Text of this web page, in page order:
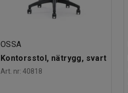
OSSA
Kontorsstol, nätrygg, svart
Art. nr: 40818